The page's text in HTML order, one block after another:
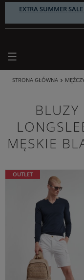
EXTRA SUMMER
STRONA GŁÓWNA
BLUZY
MĘSKIE
OUTLET